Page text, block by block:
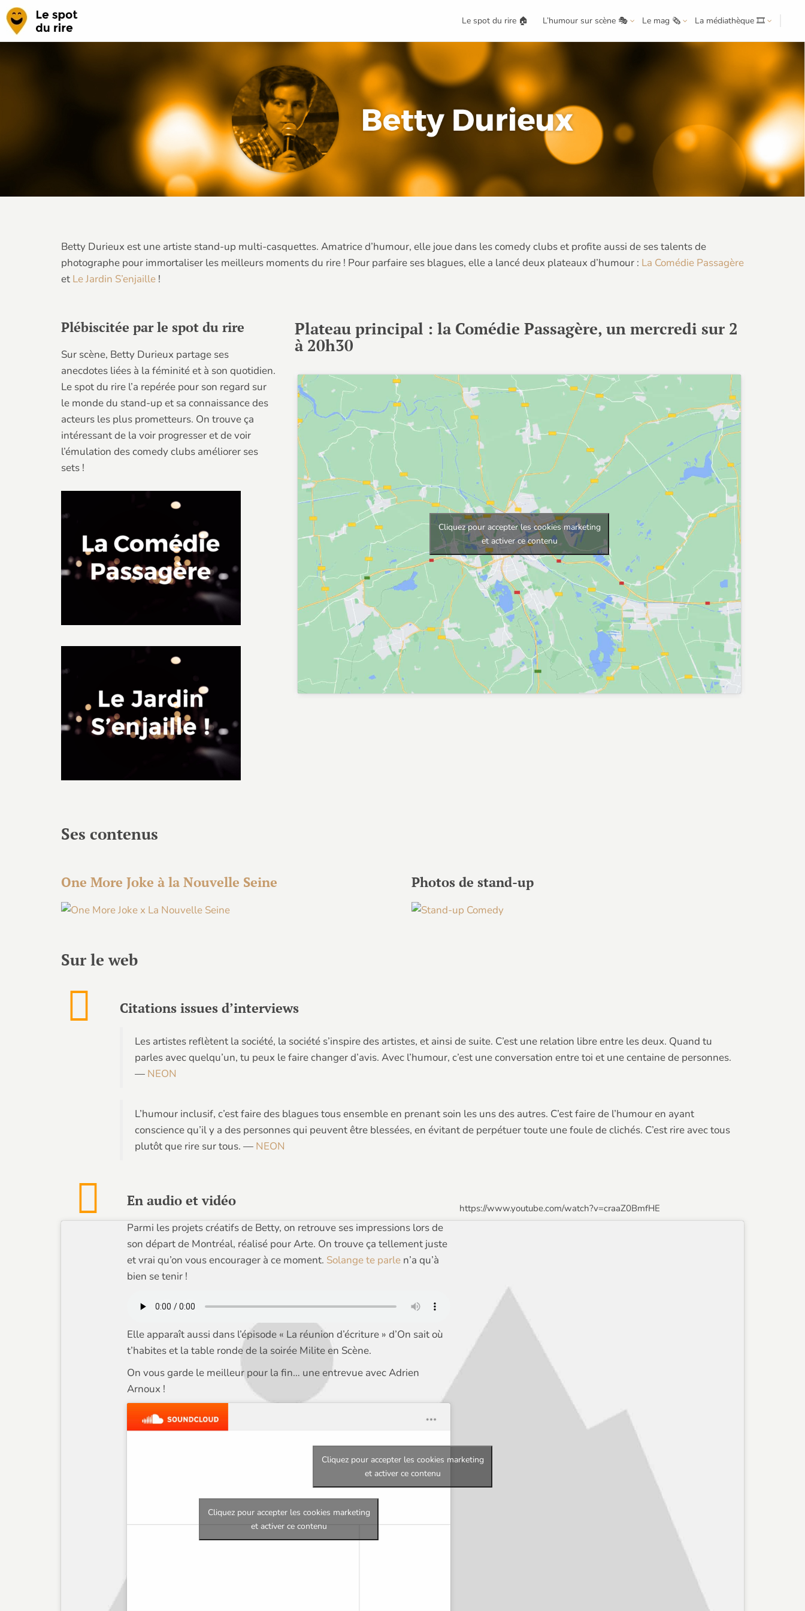
Le spot du rire 🏠 L’humour sur scène 🎭 Le mag 🗞️ La médiathèque 🎞️
Betty Durieux est une artiste stand-up multi-casquettes. Amatrice d’humour, elle joue dans les comedy clubs et profite aussi de ses talents de
photographe pour immortaliser les meilleurs moments du rire ! Pour parfaire ses blagues, elle a lancé deux plateaux d’humour : La Comédie Passagère
et Le Jardin S’enjaille !
Plébiscitée par le spot du rire
Sur scène, Betty Durieux partage ses
anecdotes liées à la féminité et à son quotidien.
Le spot du rire l’a repérée pour son regard sur
le monde du stand-up et sa connaissance des
acteurs les plus prometteurs. On trouve ça
intéressant de la voir progresser et de voir
l’émulation des comedy clubs améliorer ses
sets !
Plateau principal : la Comédie Passagère, un mercredi sur 2
à 20h30
Cliquez pour accepter les cookies marketing
et activer ce contenu
Ses contenus
One More Joke à la Nouvelle Seine Photos de stand-up
Sur le web
Citations issues d’interviews
Les artistes reflètent la société, la société s’inspire des artistes, et ainsi de suite. C’est une relation libre entre les deux. Quand tu
parles avec quelqu’un, tu peux le faire changer d’avis. Avec l’humour, c’est une conversation entre toi et une centaine de personnes.
— NEON
L’humour inclusif, c’est faire des blagues tous ensemble en prenant soin les uns des autres. C’est faire de l’humour en ayant
conscience qu’il y a des personnes qui peuvent être blessées, en évitant de perpétuer toute une foule de clichés. C’est rire avec tous
plutôt que rire sur tous. — NEON
En audio et vidéo
Parmi les projets créatifs de Betty, on retrouve ses impressions lors de
son départ de Montréal, réalisé pour Arte. On trouve ça tellement juste
et vrai qu’on vous encourager à ce moment. Solange te parle n’a qu’à
bien se tenir !
Elle apparaît aussi dans l’épisode « La réunion d’écriture » d’On sait où
t’habites et la table ronde de la soirée Milite en Scène.
On vous garde le meilleur pour la fin… une entrevue avec Adrien
Arnoux !
Cliquez pour accepter les cookies marketing
et activer ce contenu
https://www.youtube.com/watch?v=craaZ0BmfHE
Cliquez pour accepter les cookies marketing
et activer ce contenu